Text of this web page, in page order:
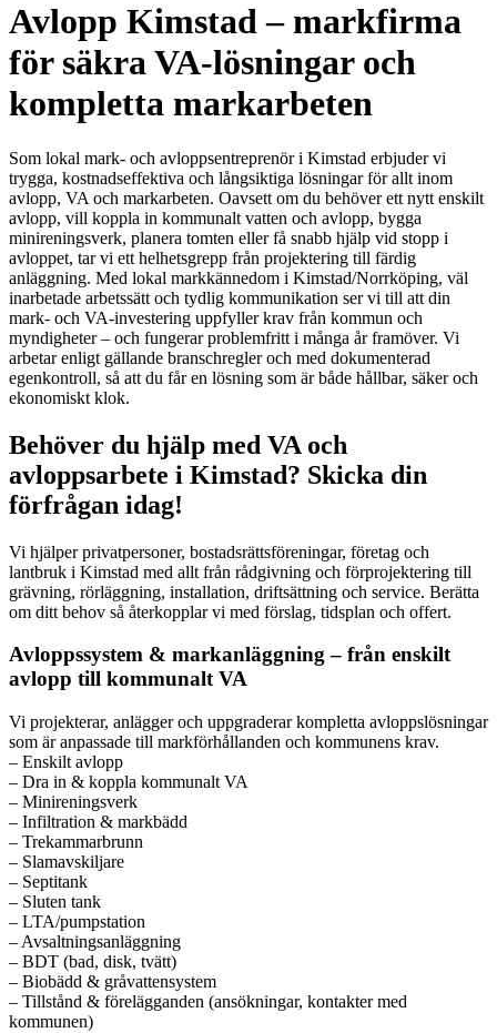
Avlopp Kimstad – markfirma
för säkra VA-lösningar och
kompletta markarbeten
Som lokal mark- och avloppsentreprenör i Kimstad erbjuder vi
trygga, kostnadseffektiva och långsiktiga lösningar för allt inom
avlopp, VA och markarbeten. Oavsett om du behöver ett nytt enskilt
avlopp, vill koppla in kommunalt vatten och avlopp, bygga
minireningsverk, planera tomten eller få snabb hjälp vid stopp i
avloppet, tar vi ett helhetsgrepp från projektering till färdig
anläggning. Med lokal markkännedom i Kimstad/Norrköping, väl
inarbetade arbetssätt och tydlig kommunikation ser vi till att din
mark- och VA-investering uppfyller krav från kommun och
myndigheter – och fungerar problemfritt i många år framöver. Vi
arbetar enligt gällande branschregler och med dokumenterad
egenkontroll, så att du får en lösning som är både hållbar, säker och
ekonomiskt klok.
Behöver du hjälp med VA och
avloppsarbete i Kimstad? Skicka din
förfrågan idag!
Vi hjälper privatpersoner, bostadsrättsföreningar, företag och
lantbruk i Kimstad med allt från rådgivning och förprojektering till
grävning, rörläggning, installation, driftsättning och service. Berätta
om ditt behov så återkopplar vi med förslag, tidsplan och offert.
Avloppssystem & markanläggning – från enskilt
avlopp till kommunalt VA
Vi projekterar, anlägger och uppgraderar kompletta avloppslösningar
som är anpassade till markförhållanden och kommunens krav.
– Enskilt avlopp
– Dra in & koppla kommunalt VA
– Minireningsverk
– Infiltration & markbädd
– Trekammarbrunn
– Slamavskiljare
– Septitank
– Sluten tank
– LTA/pumpstation
– Avsaltningsanläggning
– BDT (bad, disk, tvätt)
– Biobädd & gråvattensystem
– Tillstånd & förelägganden (ansökningar, kontakter med
kommunen)